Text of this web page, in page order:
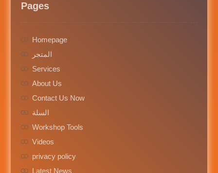
Pages
Homepage
المتجر
Services
About Us
Contact Us Now
السلة
Workshop Tools
Videos
privacy policy
Latest News